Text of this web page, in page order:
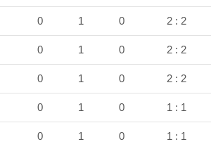
0 1 0 2 : 2
0 1 0 2 : 2
0 1 0 2 : 2
0 1 0 1 : 1
0 1 0 1 : 1